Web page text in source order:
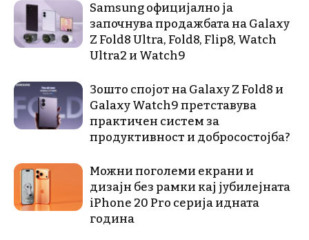
Samsung официјално ја
започнува продажбата на Galaxy
Z Fold8 Ultra, Fold8, Flip8, Watch
Ultra2 и Watch9
Зошто спојот на Galaxy Z Fold8 и
Galaxy Watch9 претставува
практичен систем за
продуктивност и добросостојба?
Можни поголеми екрани и
дизајн без рамки кај јубилејната
iPhone 20 Pro серија идната
година